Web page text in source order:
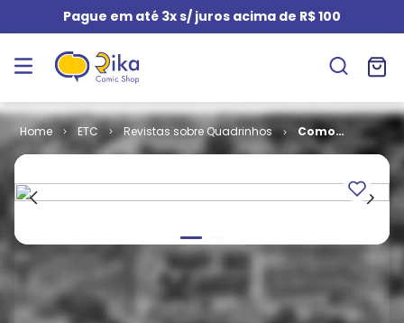
Pague em até 3x s/ juros acima de R$ 100
ETC Revistas sobre Quadrinhos
Como
Desenhar Nus